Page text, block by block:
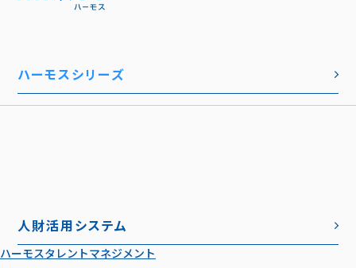
ハーモスシリーズ
人財活用システム
ハーモスタレントマネジメント